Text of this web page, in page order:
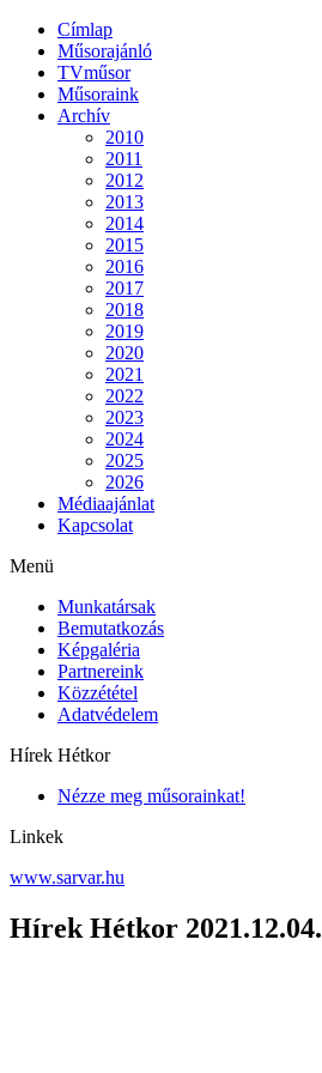
Címlap
Műsorajánló
TVműsor
Műsoraink
Archív
2010
2011
2012
2013
2014
2015
2016
2017
2018
2019
2020
2021
2022
2023
2024
2025
2026
Médiaajánlat
Kapcsolat
Menü
Munkatársak
Bemutatkozás
Képgaléria
Partnereink
Közzététel
Adatvédelem
Hírek Hétkor
Nézze meg műsorainkat!
Linkek
www.sarvar.hu
Hírek Hétkor 2021.12.04.